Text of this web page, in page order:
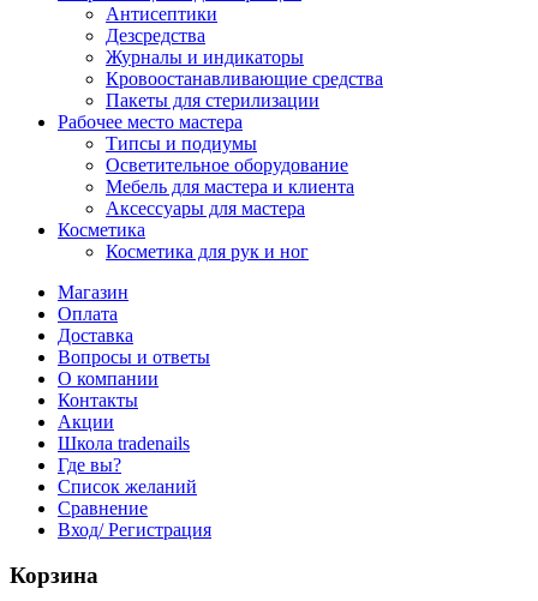
Антисептики
Дезсредства
Журналы и индикаторы
Кровоостанавливающие средства
Пакеты для стерилизации
Рабочее место мастера
Типсы и подиумы
Осветительное оборудование
Мебель для мастера и клиента
Аксессуары для мастера
Косметика
Косметика для рук и ног
Магазин
Оплата
Доставка
Вопросы и ответы
О компании
Контакты
Акции
Школа tradenails
Где вы?
Список желаний
Сравнение
Вход/ Регистрация
Корзина